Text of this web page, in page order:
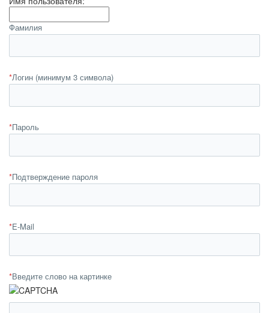
Фамилия
*Логин (минимум 3 символа)
*Пароль
*Подтверждение пароля
*E-Mail
*Введите слово на картинке